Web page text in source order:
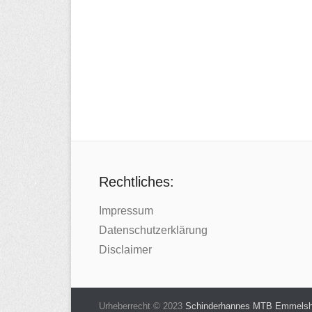
Rechtliches:
Impressum
Datenschutzerklärung
Disclaimer
Urheberrecht © 2023 Schinderhannes MTB